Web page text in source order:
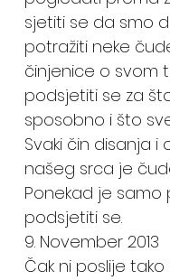
sjetiti se da smo
potražiti neke
činjenice o svom
podsjetiti se za
sposobno i što
Svaki čin disanja i
našeg srca je
Ponekad je
podsjetiti se.
9. November 2013
Čak ni poslije